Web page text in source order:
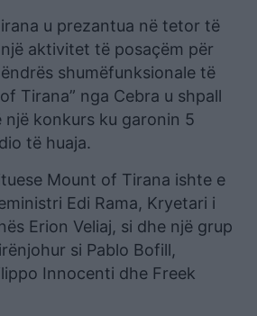
u prezantua në tetor të
aktivitet të posaçëm për
shumëfunksionale të
Tirana” nga Cebra u shpall
konkurs ku garonin 5
të huaja.
Mount of Tirana ishte e
Edi Rama, Kryetari i
Erion Veliaj, si dhe një grup
si Pablo Bofill,
Innocenti dhe Freek